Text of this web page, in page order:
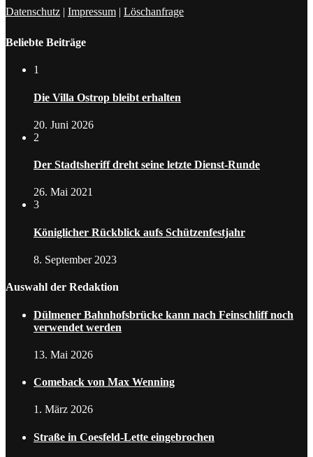
Datenschutz | Impressum | Löschanfrage
Beliebte Beiträge
1
Die Villa Ostrop bleibt erhalten
20. Juni 2026
2
Der Stadtsheriff dreht seine letzte Dienst-Runde
26. Mai 2021
3
Königlicher Rückblick aufs Schützenfestjahr
8. September 2023
Auswahl der Redaktion
Dülmener Bahnhofsbrücke kann nach Feinschliff noch
verwendet werden
13. Mai 2026
Comeback von Max Wenning
1. März 2026
Straße in Coesfeld-Lette eingebrochen